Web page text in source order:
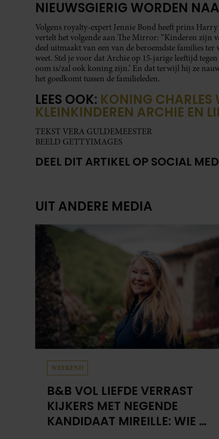
NIEUWSGIERIG WORDEN
Volgens royalty-expert Jennie Bond heeft prins
vertelt het volgende aan The Mirror: “Kinderen zijn
deel uitmaakt van een van de beroemdste families
weet. Stel je voor dat Archie op 15-jarige leeftijd
oom is/zal ook koning zijn.’ En dat terwijl hij ze
het goedkomt tussen de familieleden.
LEES OOK: KONING CHARLES
KLEINKINDEREN ARCHIE EN
TEKST VERA GULDEMEESTER
BEELD GETTYIMAGES
DEEL DIT ARTIKEL OP SOCIAL
UIT ANDERE MEDIA
WEEKEND
B&B VOL LIEFDE VERRAST
KIJKERS MET NEGENDE
KANDIDAAT MIREILLE: WIE IS